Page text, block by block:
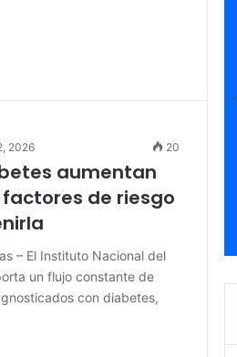
2026 20
aumentan
de riesgo
– El Instituto Nacional del
un flujo constante de
con diabetes,